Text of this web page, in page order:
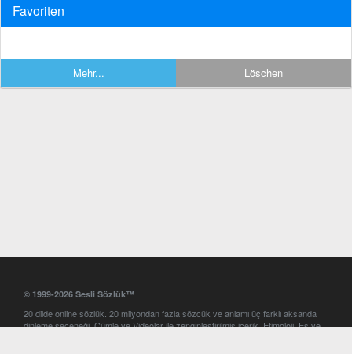
Favoriten
Mehr... Löschen
© 1999-2026 Sesli Sözlük™
20 dilde online sözlük. 20 milyondan fazla sözcük ve anlamı üç farklı aksanda
dinleme seçeneği. Cümle ve Videolar ile zenginleştirilmiş içerik. Etimoloji, Eş ve